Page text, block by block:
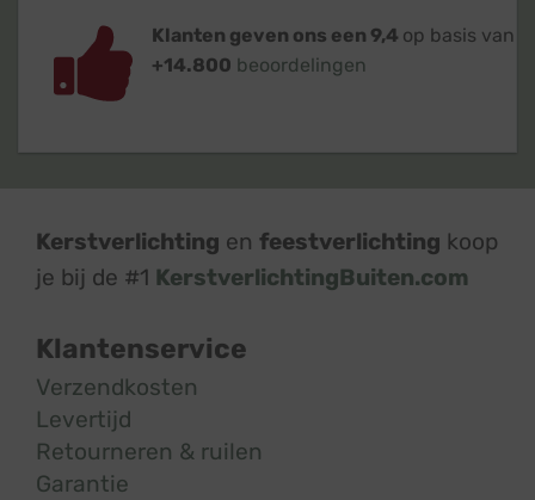
Klanten geven ons een 9,4 op basis van
+14.800 beoordelingen
Kerstverlichting en feestverlichting koop
je bij de #1 KerstverlichtingBuiten.com
Klantenservice
Verzendkosten
Levertijd
Retourneren & ruilen
Garantie